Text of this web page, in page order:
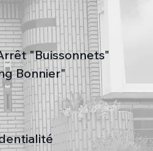
"Buissonnets"
Bonnier"